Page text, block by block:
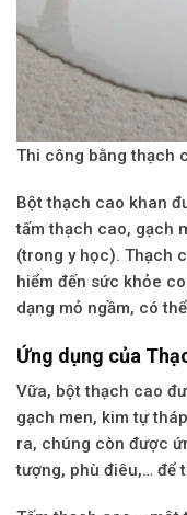
Thi công bằng thạch
Bộtthạch cao khan
tấm thạch cao, gạch
(trong y học). Thạch
hiểm đến sức khỏe
dạng mỏ ngầm, có
Ứng dụng của
Vữa, bộtthạch cao
gạch men, kim tự
ra, chúng còn được
tượng, phù điêu,… để